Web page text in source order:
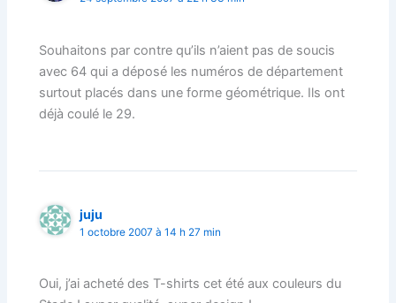
Souhaitons par contre qu’ils n’aient pas de soucis
avec 64 qui a déposé les numéros de département
surtout placés dans une forme géométrique. Ils ont
déjà coulé le 29.
juju
1 octobre 2007 à 14 h 27 min
Oui, j’ai acheté des T-shirts cet été aux couleurs du